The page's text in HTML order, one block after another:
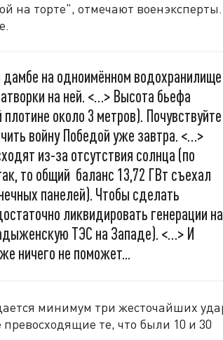
на торте", отмечают военэксперты.
на одноимённом водохранилище
на ней. <…> Высота бьефа
около 3 метров). Почувствуйте
войну Победой уже завтра. <…>
из-за отсутствия солнца (по
то общий баланс 13,72 ГВт съехал
панелей). Чтобы сделать
ликвидировать генерации на
ТЭС на Западе). <…> И
ничего не поможет...
минимум три жесточайших
те, что были 10 и 30